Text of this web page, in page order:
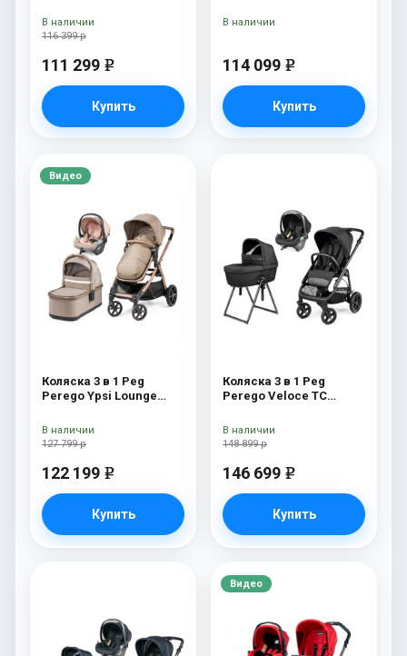
116 399 р
111 299 e
Купить
В наличии
114 099 e
Купить
В наличии
Видео
Коляска 3 в 1 Peg
Perego Ypsi Lounge
127 799 р
122 199 e
Купить
В наличии
Коляска 3 в 1 Peg
Perego Veloce TC
Black New
148 899 р
146 699 e
Купить
В наличии
Видео